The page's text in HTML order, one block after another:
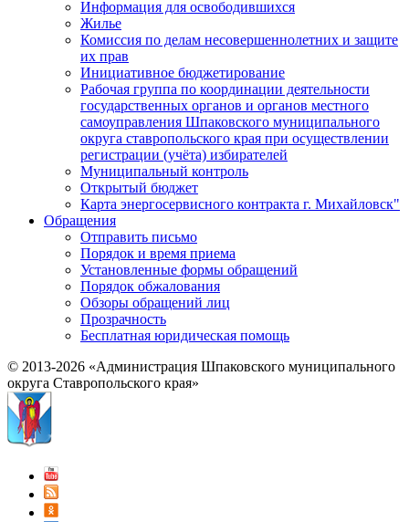
Информация для освободившихся
Жилье
Комиссия по делам несовершеннолетних и защите
их прав
Инициативное бюджетирование
Рабочая группа по координации деятельности
государственных органов и органов местного
самоуправления Шпаковского муниципального
округа ставропольского края при осуществлении
регистрации (учёта) избирателей
Муниципальный контроль
Открытый бюджет
Карта энергосервисного контракта г. Михайловск"
Обращения
Отправить письмо
Порядок и время приема
Установленные формы обращений
Порядок обжалования
Обзоры обращений лиц
Прозрачность
Бесплатная юридическая помощь
© 2013-2026 «Администрация Шпаковского муниципального
округа Ставропольского края»